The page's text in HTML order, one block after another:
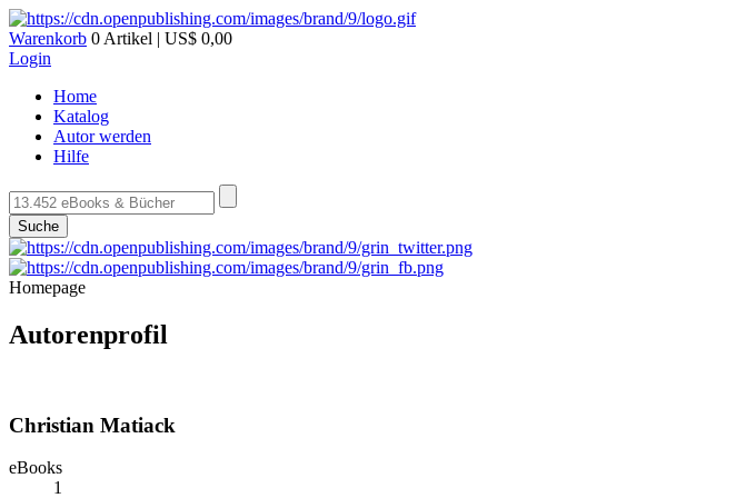
Warenkorb 0 Artikel | US$ 0,00
Login
Home
Katalog
Autor werden
Hilfe
Suche
Homepage
Autorenprofil
Christian Matiack
eBooks
1